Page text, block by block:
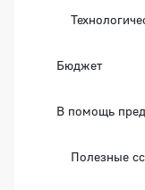
Бюджет
В помощь
Полезные